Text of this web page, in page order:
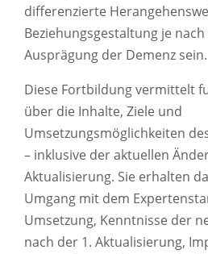
differenzierte
Beziehungsgestaltung je
Ausprägung der Demenz sein.
Diese Fortbildung vermittelt
über die Inhalte, Ziele und
Umsetzungsmöglichkeiten
– inklusive der aktuellen
Aktualisierung. Sie erhalten
Umgang mit dem
Umsetzung, Kenntnisse der
nach der 1. Aktualisierung,